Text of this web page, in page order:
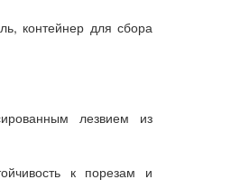
контейнер для сбора
лезвием из
к порезам и